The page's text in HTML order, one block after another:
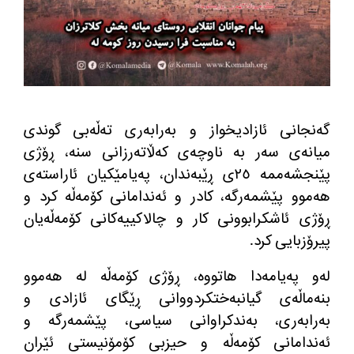
گه‌نجانی ئازادیخواز و به‌رابه‌ری ته‌ڵه‌بی گوندی
میانه‌ی سه‌ر به‌ ناوچه‌ی كه‌ڵاته‌رزانی سنه‌، ڕۆژی
پێنجشه‌ممه‌ ٢٥ی ڕێبه‌ندان، په‌یامێكیان ئاراسته‌ی
هه‌موو پێشمه‌رگه‌، كادر و ئه‌ندامانی كۆمه‌ڵه‌ كرد و
ڕۆژی ئاشكرابوونی كار و چالاكییه‌كانی كۆمه‌ڵه‌یان
پیرۆزبایی كرد.
له‌و په‌یامه‌دا هاتووه‌، ڕۆژی كۆمه‌ڵه‌ له‌ هه‌موو
بنه‌ماڵه‌ی گیانبه‌ختكردووانی ڕێگای ئازادی و
به‌رابه‌ری، به‌ندكراوانی سیاسی، پێشمه‌رگه‌ و
ئه‌ندامانی كۆمه‌ڵه‌ و حیزبی كۆمۆنیستی ئێران